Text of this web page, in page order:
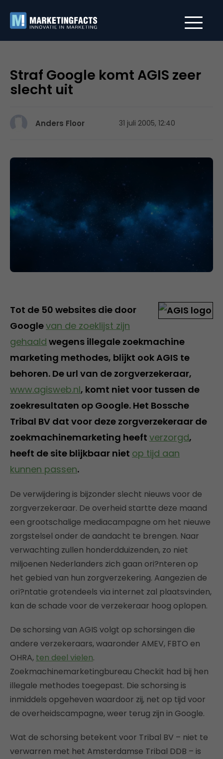
Straf Google komt AGIS zeer
slecht uit
Anders Floor 31 juli 2005, 12:40
Tot de 50 websites die door
Googlevan de zoeklijst zijn
gehaald wegens illegale zoekmachine
marketing methodes, blijkt ook AGIS te
behoren. De url van de zorgverzekeraar,
www.agisweb.nl, komt niet voor tussen de
zoekresultaten op Google. Het Bossche
Tribal BV dat voor deze zorgverzekeraar de
zoekmachinemarketing heeft verzorgd,
heeft de site blijkbaar niet op tijd aan
kunnen passen.
De verwijdering is bijzonder slecht nieuws voor de
zorgverzekeraar. De overheid startte deze maand
een grootschalige mediacampagne om het nieuwe
zorgstelsel onder de aandacht te brengen. Naar
verwachting zullen honderdduizenden, zo niet
miljoenen Nederlanders zich gaan ori?nteren op
het gebied van hun zorgverzekering. Aangezien de
ori?ntatie grotendeels via internet zal plaatsvinden,
kan de schade voor de verzekeraar hoog oplopen.
De schorsing van AGIS volgt op schorsingen die
andere verzekeraars, waaronder AMEV, FBTO en
OHRA, ten deel vielen.
Zoekmachinemarketingbureau Checkit had bij hen
illegale methodes toegepast. Die schorsing is
inmiddels opgeheven waardoor zij, net op tijd voor
de overheidscampagne, weer terug zijn in Google.
Wat de schorsing betekent voor Tribal BV – niet te
verwarren met het Amsterdamse Tribal DDB – is